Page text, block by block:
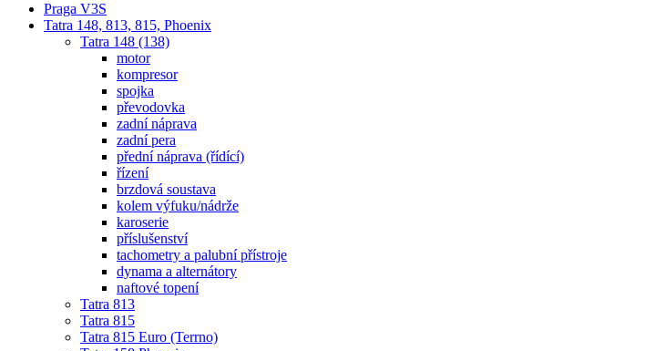
Praga V3S
Tatra 148, 813, 815, Phoenix
Tatra 148 (138)
motor
kompresor
spojka
převodovka
zadní náprava
zadní pera
přední náprava (řídící)
řízení
brzdová soustava
kolem výfuku/nádrže
karoserie
příslušenství
tachometry a palubní přístroje
dynama a alternátory
naftové topení
Tatra 813
Tatra 815
Tatra 815 Euro (Terrno)